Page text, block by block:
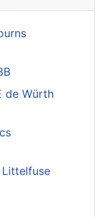
de Würth